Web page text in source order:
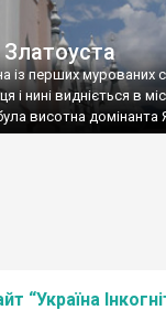
із перших мурованих
нині видніється в
висотна домінанта
“Україна